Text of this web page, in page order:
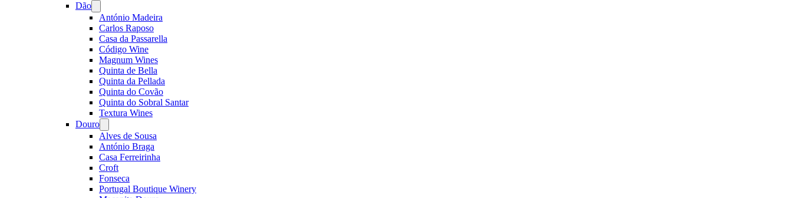
Dão
menu
António Madeira
Carlos Raposo
Casa da Passarella
Código Wine
Magnum Wines
Quinta de Bella
Quinta da Pellada
Quinta do Covão
Quinta do Sobral Santar
Textura Wines
Douro
menu
Alves de Sousa
António Braga
Casa Ferreirinha
Croft
Fonseca
Portugal Boutique Winery